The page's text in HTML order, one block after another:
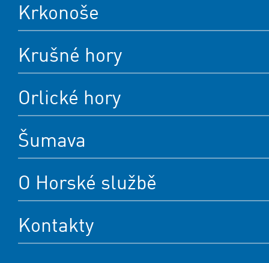
Krkonoše
Krušné hory
Orlické hory
Šumava
O Horské službě
Kontakty